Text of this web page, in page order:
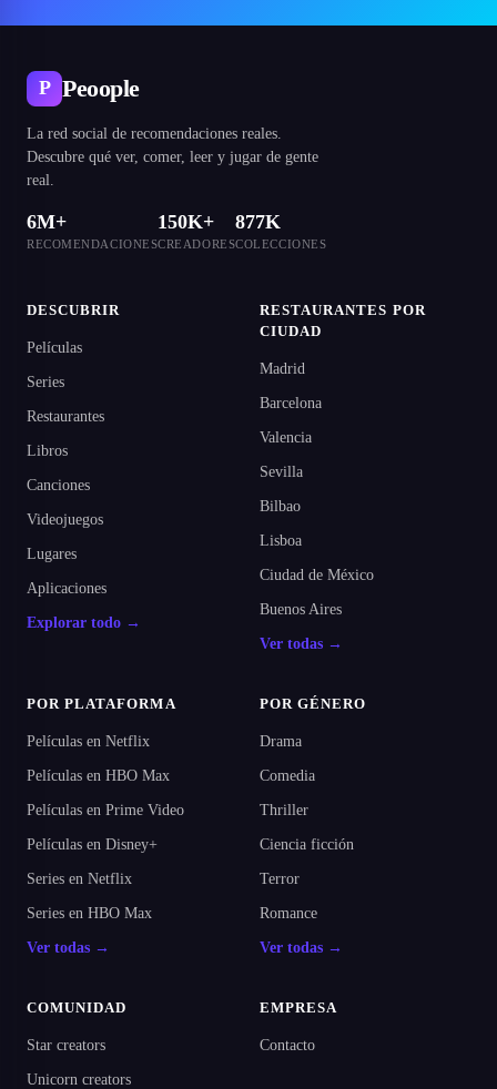
P Peoople
La red social de recomendaciones reales.
Descubre qué ver, comer, leer y jugar de gente
real.
6M+
RECOMENDACIONES
150K+
CREADORES
877K
COLECCIONES
DESCUBRIR
Películas
Series
Restaurantes
Libros
Canciones
Videojuegos
Lugares
Aplicaciones
Explorar todo →
RESTAURANTES POR
CIUDAD
Madrid
Barcelona
Valencia
Sevilla
Bilbao
Lisboa
Ciudad de México
Buenos Aires
Ver todas →
POR PLATAFORMA
Películas en Netflix
Películas en HBO Max
Películas en Prime Video
Películas en Disney+
Series en Netflix
Series en HBO Max
Ver todas →
POR GÉNERO
Drama
Comedia
Thriller
Ciencia ficción
Terror
Romance
Ver todas →
COMUNIDAD
Star creators
Unicorn creators
EMPRESA
Contacto